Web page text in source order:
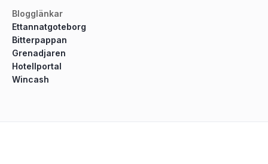
Blogglänkar
Ettannatgoteborg
Bitterpappan
Grenadjaren
Hotellportal
Wincash